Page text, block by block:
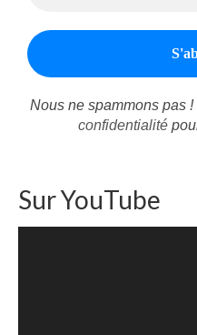
Lieux et Dates
Prochaines Messes
Nous ne spammons pas
confidentialité
Sur YouTube